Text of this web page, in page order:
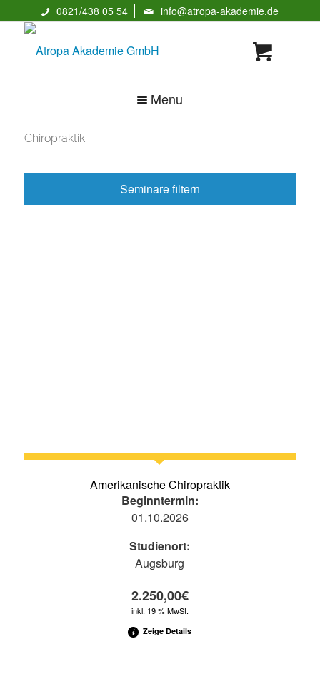
0821/438 05 54 info@atropa-akademie.de
Menu
Chiropraktik
Seminare filtern
Amerikanische Chiropraktik
Beginntermin:
01.10.2026
Studienort:
Augsburg
2.250,00€
inkl. 19 % MwSt.
Zeige Details